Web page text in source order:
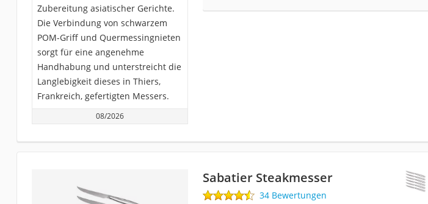
Zubereitung asiatischer Gerichte.
Die Verbindung von schwarzem
POM-Griff und Quermessingnieten
sorgt für eine angenehme
Handhabung und unterstreicht die
Langlebigkeit dieses in Thiers,
Frankreich, gefertigten Messers.
08/2026
Sabatier Steakmesser
34 Bewertungen